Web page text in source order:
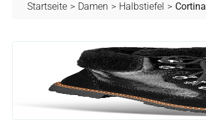
Startseite > Damen > Halbstiefel > Cortina
Bildergalerie überspringen